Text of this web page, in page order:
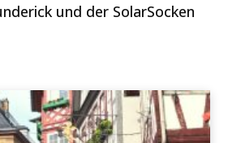
und der SolarSocken